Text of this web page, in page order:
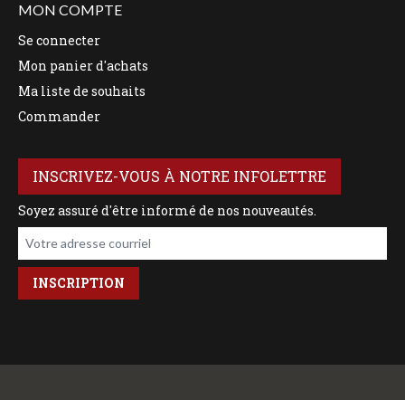
MON COMPTE
Se connecter
Mon panier d'achats
Ma liste de souhaits
Commander
INSCRIVEZ-VOUS À NOTRE INFOLETTRE
Soyez assuré d'être informé de nos nouveautés.
Votre adresse courriel